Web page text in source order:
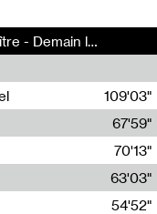
les chiens (3)
109'03"
67'59"
70'13"
63'03"
54'52"